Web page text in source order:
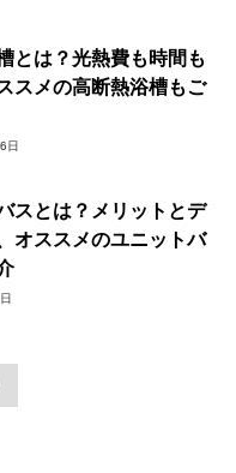
とは？光熱費も時間も
スメの高断熱浴槽もご
日
スとは？メリットとデ
オススメのユニットバ